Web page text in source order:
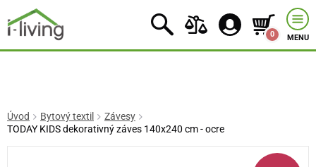
0 MENU
Úvod Bytový textil
Závesy
TODAY KIDS dekorativný záves 140x240 cm - ocre